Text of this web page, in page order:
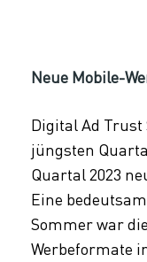
Neue Mobile-
Digital Ad
jüngsten
Quartal 2023
Eine
Sommer war
Werbeformate